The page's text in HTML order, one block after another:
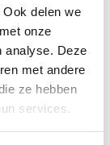
delen we
onze
analyse. Deze
met andere
ze hebben
services.
vaste partner die